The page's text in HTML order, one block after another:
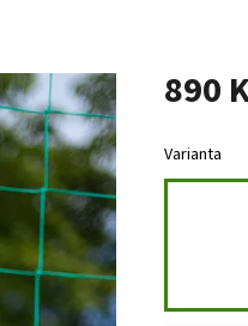
890
cena:
Varianta